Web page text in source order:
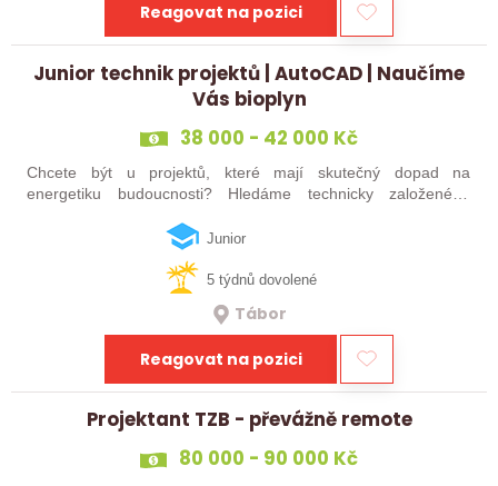
Reagovat na pozici
Junior technik projektů | AutoCAD | Naučíme
Vás bioplyn
38 000 - 42 000 Kč
Chcete být u projektů, které mají skutečný dopad na
energetiku budoucnosti? Hledáme technicky založeného
realizaci bioplynových stanic po celé…
Junior
5 týdnů dovolené
Tábor
Reagovat na pozici
Projektant TZB - převážně remote
80 000 - 90 000 Kč